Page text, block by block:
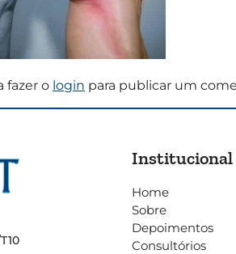
fazer o login para publicar um
Institucional
Home
Sobre
Depoimentos
Consultórios